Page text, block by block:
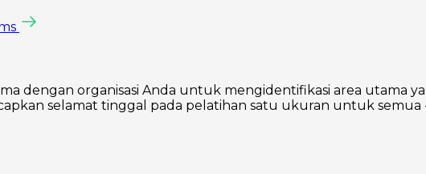
dengan organisasi Anda untuk mengidentifikasi area
selamat tinggal pada pelatihan satu ukuran untuk